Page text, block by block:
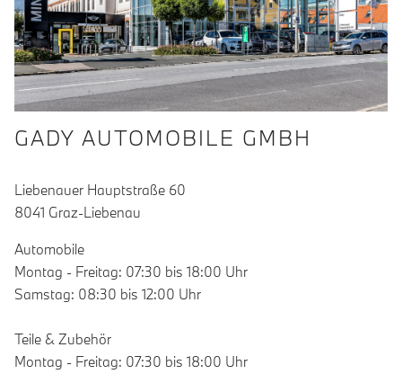
GADY AUTOMOBILE GMBH
Liebenauer Hauptstraße 60
8041 Graz-Liebenau
Automobile
Montag - Freitag: 07:30 bis 18:00 Uhr
Samstag: 08:30 bis 12:00 Uhr
Teile & Zubehör
Montag - Freitag: 07:30 bis 18:00 Uhr